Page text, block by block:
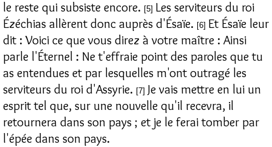
le reste qui subsiste encore. [5] Les serviteurs du roi
Ézéchias allèrent donc auprès d'Ésaïe. [6] Et Ésaïe leur
dit : Voici ce que vous direz à votre maître : Ainsi
parle l'Éternel : Ne t'effraie point des paroles que tu
as entendues et par lesquelles m'ont outragé les
serviteurs du roi d'Assyrie. [7] Je vais mettre en lui un
esprit tel que, sur une nouvelle qu'il recevra, il
retournera dans son pays ; et je le ferai tomber par
l'épée dans son pays.